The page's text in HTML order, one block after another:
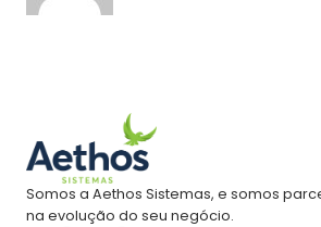
Somos a Aethos Sistemas, e somos
na evolução do seu negócio.